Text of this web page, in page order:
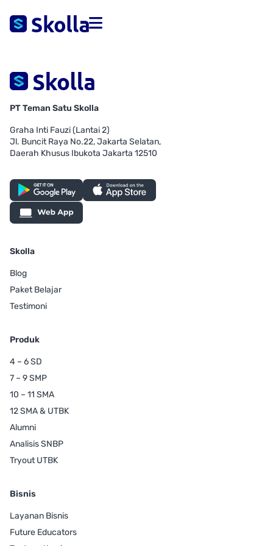
PT Teman Satu Skolla
Graha Inti Fauzi (Lantai 2)
Jl. Buncit Raya No.22, Jakarta Selatan,
Daerah Khusus Ibukota Jakarta 12510
Skolla
Blog
Paket Belajar
Testimoni
Produk
4 – 6 SD
7 – 9 SMP
10 – 11 SMA
12 SMA & UTBK
Alumni
Analisis SNBP
Tryout UTBK
Bisnis
Layanan Bisnis
Future Educators